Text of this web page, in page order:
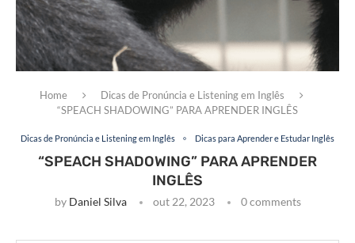
Home
Dicas de Pronúncia e Listening em Inglês
“SPEACH SHADOWING” PARA APRENDER INGLÊS
Dicas de Pronúncia e Listening em Inglês Dicas para Aprender e Estudar Inglês
“SPEACH SHADOWING” PARA APRENDER
INGLÊS
by Daniel Silva out 22, 2023 0 comments